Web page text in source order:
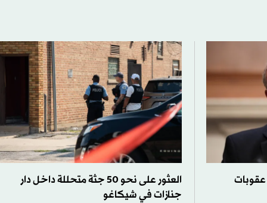
عقوبات
العثور على نحو 50 جثة متحللة داخل دار
جنازات في شيكاغو